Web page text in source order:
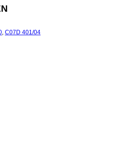
, C07D 401/04